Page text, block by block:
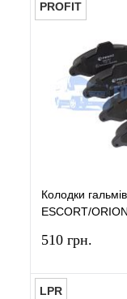
Купити в 1
У вибране
PROFIT
Колодки
ESCORT/
510 грн.
LPR